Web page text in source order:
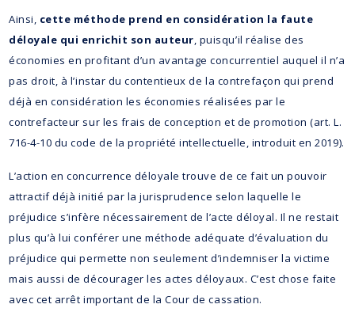
Ainsi, cette méthode prend en considération la faute
déloyale qui enrichit son auteur , puisqu’il réalise des
économies en profitant d’un avantage concurrentiel auquel il n’a
pas droit, à l’instar du contentieux de la contrefaçon qui prend
déjà en considération les économies réalisées par le
contrefacteur sur les frais de conception et de promotion (art. L.
716-4-10 du code de la propriété intellectuelle, introduit en 2019).
L’action en concurrence déloyale trouve de ce fait un pouvoir
attractif déjà initié par la jurisprudence selon laquelle le
préjudice s’infère nécessairement de l’acte déloyal. Il ne restait
plus qu’à lui conférer une méthode adéquate d’évaluation du
préjudice qui permette non seulement d’indemniser la victime
mais aussi de décourager les actes déloyaux. C’est chose faite
avec cet arrêt important de la Cour de cassation.